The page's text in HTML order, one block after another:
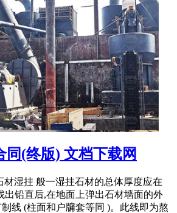
同(终版) 文档下载网
材湿挂 般一湿挂石材的总体厚度应在
出铅直后,在地面上弹出石材墙面的外
线 (柱面和户牖套等同 )。此线即为熬